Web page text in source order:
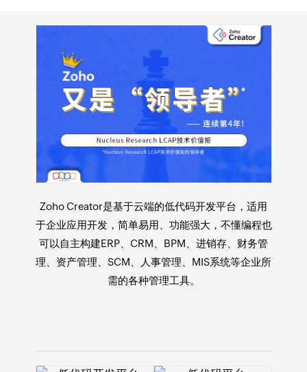
Zoho Creator是基于云端的低代码开发平台 ，适用
于企业应用开发，简单易用、功能强大，不懂编程也
可以自主构建ERP、CRM、BPM、进销存、财务管
理、资产管理、SCM、人事管理、MIS系统等企业所
需的各种管理工具。